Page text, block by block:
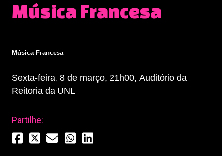
Música Francesa
Música Francesa
Sexta-feira, 8 de março, 21h00, Auditório da
Reitoria da UNL
Partilhe: